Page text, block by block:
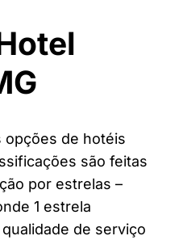
opções de hotéis
são feitas
por estrelas –
1 estrela
de serviço